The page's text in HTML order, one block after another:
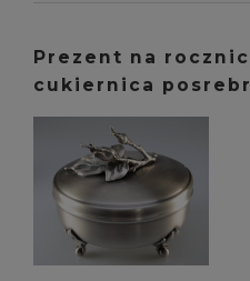
Prezent na
cukiernica